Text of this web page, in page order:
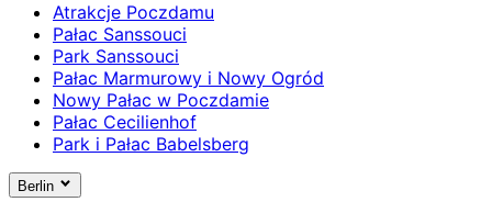
Atrakcje Poczdamu
Pałac Sanssouci
Park Sanssouci
Pałac Marmurowy i Nowy Ogród
Nowy Pałac w Poczdamie
Pałac Cecilienhof
Park i Pałac Babelsberg
Berlin